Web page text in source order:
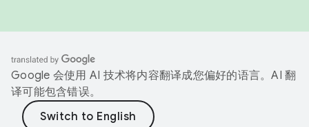
Google 会使用 AI 技术将内容翻译成您偏好的语言。AI 翻
译可能包含错误。